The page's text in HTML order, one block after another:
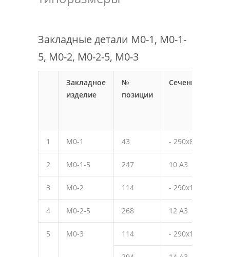
Закладные детали М0-1, М0-1-
5, М0-2, М0-2-5, М0-3
Закладное
изделие
№
позиции
Сечение
1 М0-1 43 - 290х8
2 М0-1-5 247 10 А3
3 М0-2 114 - 290х10
4 М0-2-5 268 12 А3
5 М0-3 114 - 290х10